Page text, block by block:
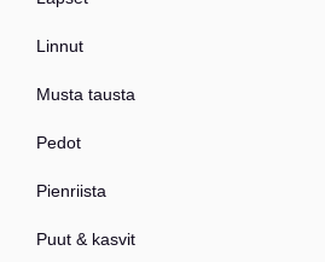
Linnut
Musta tausta
Pedot
Pienriista
Puut & kasvit